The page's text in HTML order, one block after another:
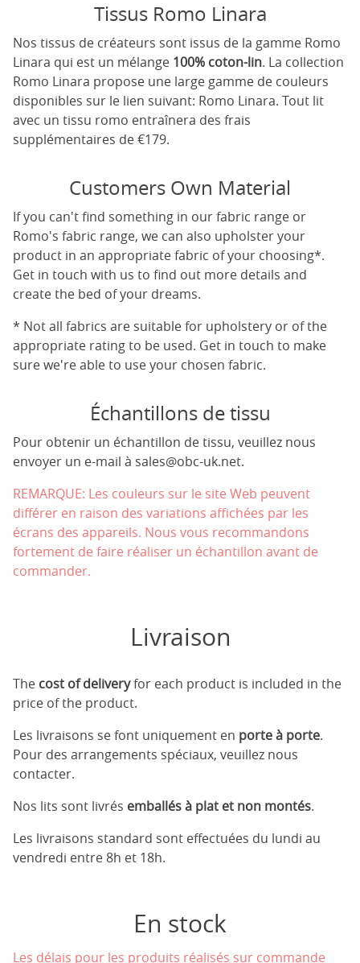
Tissus Romo Linara
Nos tissus de créateurs sont issus de la gamme Romo
Linara qui est un mélange 100% coton-lin. La collection
Romo Linara propose une large gamme de couleurs
disponibles sur le lien suivant: Romo Linara. Tout lit
avec un tissu romo entraînera des frais
supplémentaires de €179.
Customers Own Material
If you can't find something in our fabric range or
Romo's fabric range, we can also upholster your
product in an appropriate fabric of your choosing*.
Get in touch with us to find out more details and
create the bed of your dreams.
* Not all fabrics are suitable for upholstery or of the
appropriate rating to be used. Get in touch to make
sure we're able to use your chosen fabric.
Échantillons de tissu
Pour obtenir un échantillon de tissu, veuillez nous
envoyer un e-mail à sales@obc-uk.net.
REMARQUE: Les couleurs sur le site Web peuvent
différer en raison des variations affichées par les
écrans des appareils. Nous vous recommandons
fortement de faire réaliser un échantillon avant de
commander.
Livraison
The cost of deliveryfor each product is included in the
price of the product.
Les livraisons se font uniquement en porte à porte.
Pour des arrangements spéciaux, veuillez nous
contacter.
Nos lits sont livrés emballés à plat et non montés.
Les livraisons standard sont effectuées du lundi au
vendredi entre 8h et 18h.
En stock
Les délais pour les produits réalisés sur commande